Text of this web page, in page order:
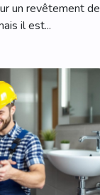
un revêtement de
il est...